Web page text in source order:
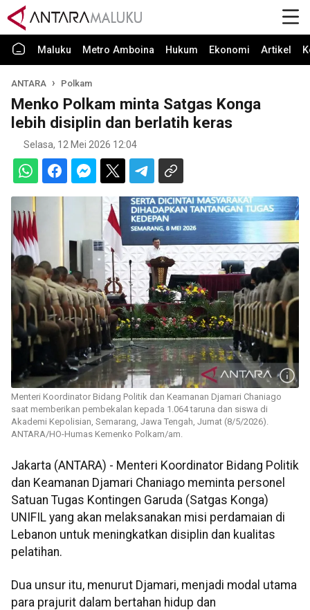
Maluku Metro Amboina Hukum Ekonomi Artikel
ANTARA Polkam
Menko Polkam minta Satgas Konga
lebih disiplin dan berlatih keras
Selasa, 12 Mei 2026 12:04
Menteri Koordinator Bidang Politik dan Keamanan Djamari Chaniago
saat memberikan pembekalan kepada 1.064 taruna dan siswa di
Akademi Kepolisian, Semarang, Jawa Tengah, Jumat (8/5/2026).
ANTARA/HO-Humas Kemenko Polkam/am.
Jakarta (ANTARA) - Menteri Koordinator Bidang Politik
dan Keamanan Djamari Chaniago meminta personel
Satuan Tugas Kontingen Garuda (Satgas Konga)
UNIFIL yang akan melaksanakan misi perdamaian di
Lebanon untuk meningkatkan disiplin dan kualitas
pelatihan.
Dua unsur itu, menurut Djamari, menjadi modal utama
para prajurit dalam bertahan hidup dan